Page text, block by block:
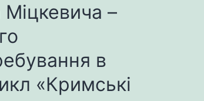
–
в
«Кримські